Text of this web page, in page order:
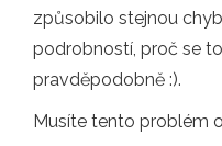
způsobilo stejnou
podrobností, proč se
pravděpodobně :).
Musíte tento problém